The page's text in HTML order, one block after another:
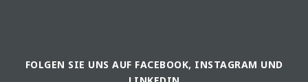
FOLGEN SIE UNS AUF FACEBOOK, INSTAGRAM UND